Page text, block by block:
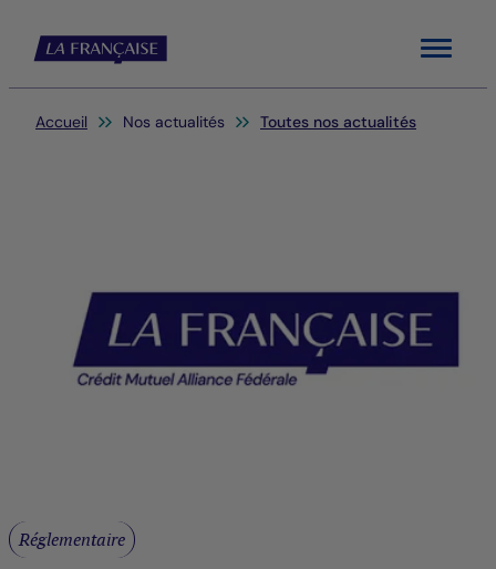
Menu
Vous êtes ici:
Accueil Nos actualités Toutes nos actualités
Réglementaire